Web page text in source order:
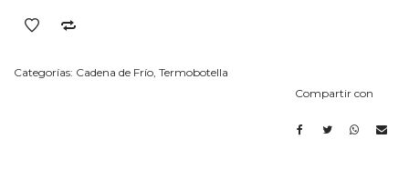
Categorías: Cadena de Frío Termobotella
Compartir con